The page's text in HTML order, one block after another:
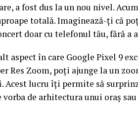
a fost dus la un nou nivel.
totală. Imaginează-ți că
doar cu telefonul tău, fără a
aspect în care Google Pixel 9
Res Zoom, poți ajunge la un
Acest lucru îți permite să
de arhitectura unui oraș